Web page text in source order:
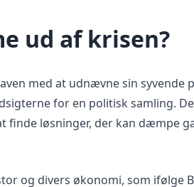
ud af krisen?
med at udnævne sin syvende
for en politisk samling.
finde løsninger, der kan dæmpe
og divers økonomi, som ifølge